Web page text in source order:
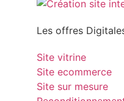
Les offres
Site vitrine
Site ecommerce
Site sur mesure